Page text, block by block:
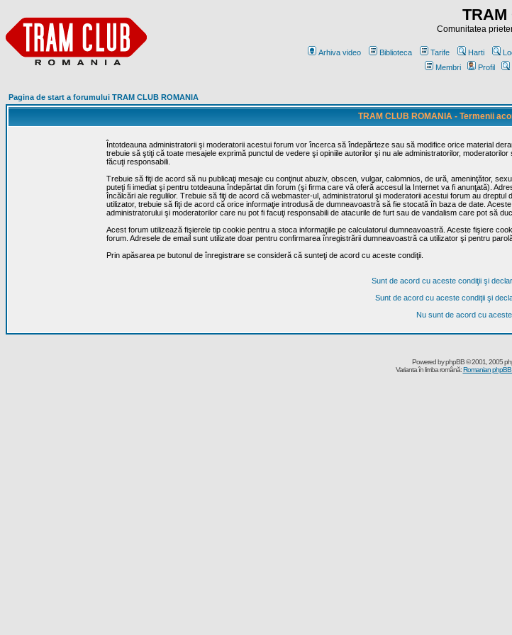
TRAM
Comunitatea
Arhiva video Biblioteca Tarife Harti
Membri
Profil
Pagina de start a forumului TRAM CLUB ROMANIA
TRAM CLUB ROMANIA - Termenii
Întotdeauna administratorii şi moderatorii acestui forum vor încerca să îndepărteze sau să modifice orice material
trebuie să ştiţi că toate mesajele exprimă punctul de vedere şi opiniile autorilor şi nu ale administratorilor,
făcuţi responsabili.
Trebuie să fiţi de acord să nu publicaţi mesaje cu conţinut abuziv, obscen, vulgar, calomnios, de ură, ameninţător,
puteţi fi imediat şi pentru totdeauna îndepărtat din forum (şi firma care vă oferă accesul la Internet va fi anunţată).
încălcări ale regulilor. Trebuie să fiţi de acord că webmaster-ul, administratorul şi moderatorii acestui forum au
utilizator, trebuie să fiţi de acord că orice informaţie introdusă de dumneavoastră să fie stocată în baza de date.
administratorului şi moderatorilor care nu pot fi facuţi responsabili de atacurile de furt sau de vandalism care pot să
Acest forum utilizează fişierele tip cookie pentru a stoca informaţiile pe calculatorul dumneavoastră. Aceste fişiere
forum. Adresele de email sunt utilizate doar pentru confirmarea înregistrării dumneavoastră ca utilizator şi pentru
Prin apăsarea pe butonul de înregistrare se consideră că sunteţi de acord cu aceste condiţii.
Sunt de acord cu aceste condiţii şi
Sunt de acord cu aceste condiţii şi
Nu sunt de acord cu
Powered byphpBB© 2001, 2005
Varianta în limba română:Romanian phpBB